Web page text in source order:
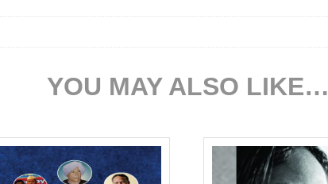
YOU MAY ALSO LIKE…